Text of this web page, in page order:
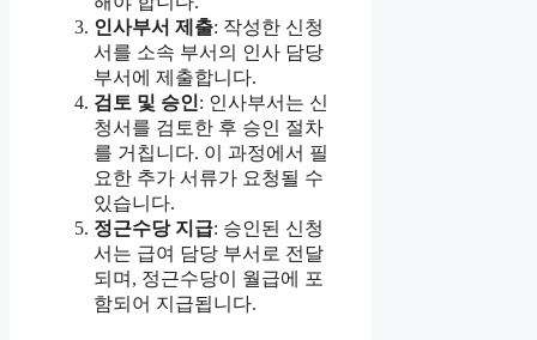
인사부서 제출: 작성한 신청
서를 소속 부서의 인사 담당
부서에 제출합니다.
검토 및 승인: 인사부서는 신
청서를 검토한 후 승인 절차
를 거칩니다. 이 과정에서 필
요한 추가 서류가 요청될 수
있습니다.
정근수당 지급: 승인된 신청
서는 급여 담당 부서로 전달
되며, 정근수당이 월급에 포
함되어 지급됩니다.